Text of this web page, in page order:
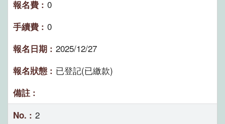
0
0
2025/12/27
已登記(已繳款)
2